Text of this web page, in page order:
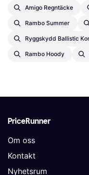
Amigo Regntäcke
Rambo Summer
Ryggskydd Ballistic
Rambo Hoody
PriceRunner
Om oss
Kontakt
Nyhetsrum